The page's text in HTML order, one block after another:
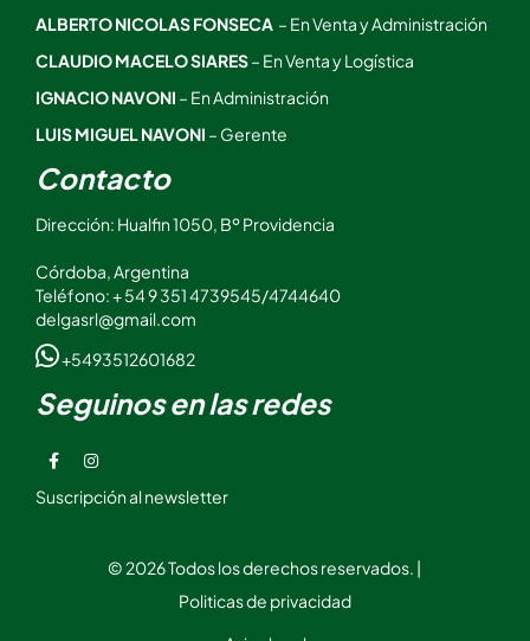
ALBERTO NICOLAS FONSECA – En Venta y Administración
CLAUDIO MACELO SIARES– En Venta y Logística
IGNACIO NAVONI – En Administración
LUIS MIGUEL NAVONI – Gerente
Contacto
Dirección: Hualfin 1050, Bº Providencia
Córdoba, Argentina
Teléfono: + 54 9 351 4739545/4744640
delgasrl@gmail.com
+5493512601682
Seguinos en las redes
Suscripción al newsletter
© 2026 Todos los derechos reservados. |
Politicas de privacidad